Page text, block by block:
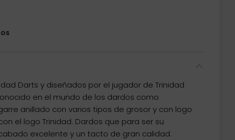
Darts y diseñados por el jugador de Trinidad
en el mundo de los dardos como
anillado con varios tipos de grosor y con logo
el logo Trinidad. Dardos que para ser su
excelente y un tacto de gran calidad.